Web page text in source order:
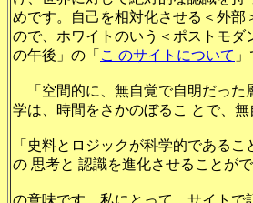
めです。自己を相対化させる＜外
ので、ホワイトのいう＜ポストモ
の午後」の「 こ のサイトについて
「空間的に、無自覚で自明だった
学は、時間をさかのぼるこ とで、
「史料とロジックが科学的である
の 思考と 認識を進化させることが
の意味です。私にとって、サイト